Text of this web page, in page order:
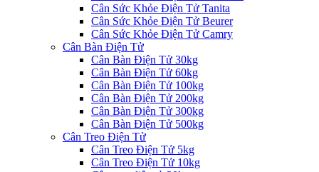
Cân Sức Khỏe Điện Tử Tanita
Cân Sức Khỏe Điện Tử Beurer
Cân Sức Khỏe Điện Tử Camry
Cân Bàn Điện Tử
Cân Bàn Điện Tử 30kg
Cân Bàn Điện Tử 60kg
Cân Bàn Điện Tử 100kg
Cân Bàn Điện Tử 200kg
Cân Bàn Điện Tử 300kg
Cân Bàn Điện Tử 500kg
Cân Treo Điện Tử
Cân Treo Điện Tử 5kg
Cân Treo Điện Tử 10kg